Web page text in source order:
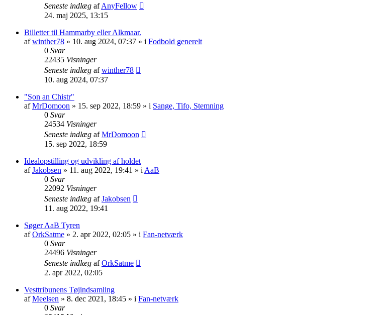
Seneste indlæg afAnyFellow
24. maj 2025, 13:15
Billetter til Hammarby eller Alkmaar.
afwinther78 » 10. aug 2024, 07:37 » i Fodbold generelt
0 Svar
22435 Visninger
Seneste indlæg afwinther78
10. aug 2024, 07:37
"Son an Chistr"
afMrDomoon » 15. sep 2022, 18:59 » i Sange, Tifo, Stemning
0 Svar
24534 Visninger
Seneste indlæg afMrDomoon
15. sep 2022, 18:59
Idealopstilling og udvikling af holdet
afJakobsen » 11. aug 2022, 19:41 » i AaB
0 Svar
22092 Visninger
Seneste indlæg afJakobsen
11. aug 2022, 19:41
Søger AaB Tyren
afOrkSatme » 2. apr 2022, 02:05 » i Fan-netværk
0 Svar
24496 Visninger
Seneste indlæg afOrkSatme
2. apr 2022, 02:05
Vesttribunens Tøjindsamling
afMeelsen » 8. dec 2021, 18:45 » i Fan-netværk
0 Svar